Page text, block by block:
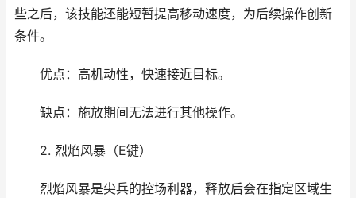
些之后，该技能还能短暂提高移动速度，为后续操作创新
条件。
优点：高机动性，快速接近目标。
缺点：施放期间无法进行其他操作。
2. 烈焰风暴（E键）
烈焰风暴是尖兵的控场利器，释放后会在指定区域生